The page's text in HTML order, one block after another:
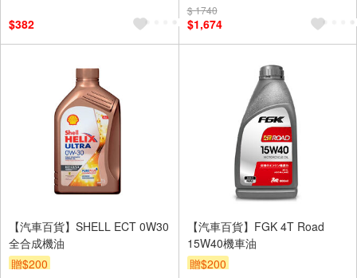
$382
$ 1740
$1,674
【汽車百貨】SHELL ECT 0W30
全合成機油
贈$200
【汽車百貨】FGK 4T Road
15W40機車油
贈$200